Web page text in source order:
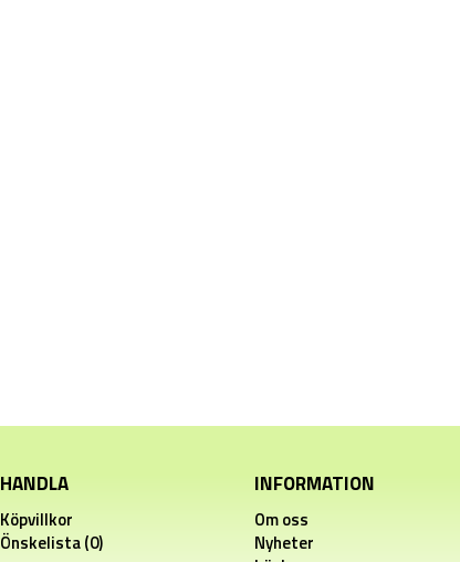
HANDLA
Köpvillkor
Önskelista (0)
INFORMATION
Om oss
Nyheter